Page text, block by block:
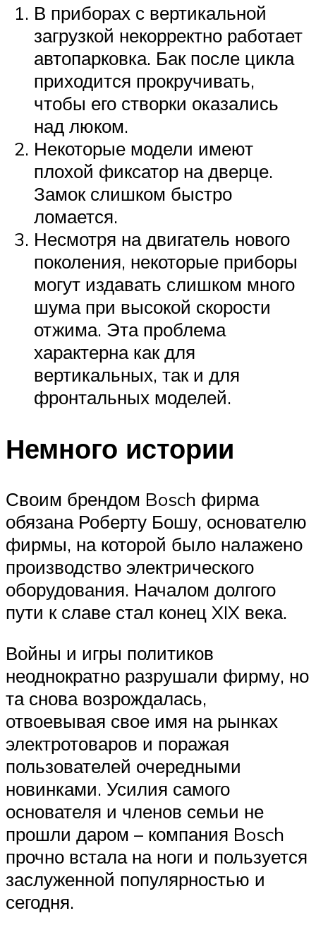
В приборах с вертикальной
загрузкой некорректно работает
автопарковка. Бак после цикла
приходится прокручивать,
чтобы его створки оказались
над люком.
Некоторые модели имеют
плохой фиксатор на дверце.
Замок слишком быстро
ломается.
Несмотря на двигатель нового
поколения, некоторые приборы
могут издавать слишком много
шума при высокой скорости
отжима. Эта проблема
характерна как для
вертикальных, так и для
фронтальных моделей.
Немного истории
Своим брендом Bosch фирма
обязана Роберту Бошу, основателю
фирмы, на которой было налажено
производство электрического
оборудования. Началом долгого
пути к славе стал конец XIX века.
Войны и игры политиков
неоднократно разрушали фирму, но
та снова возрождалась,
отвоевывая свое имя на рынках
электротоваров и поражая
пользователей очередными
новинками. Усилия самого
основателя и членов семьи не
прошли даром – компания Bosch
прочно встала на ноги и пользуется
заслуженной популярностью и
сегодня.